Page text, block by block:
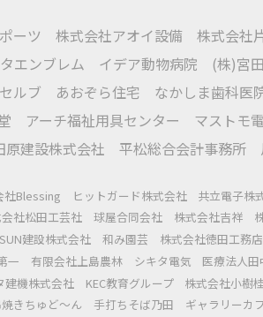
ーツ 株式会社アオイ設備 株式会社
エンブレム イデア動物病院 (株)宮
ルブ あおぞら住宅 なかしま歯科医
アーチ福祉用具センター マストモ
原建設株式会社 平松総合会計事務所
社Blessing ヒットガード株式会社 共立電子株
社松田工芸社 球屋合同会社 株式会社吉祥
建設株式会社 和み園芸 株式会社徳田工務店
一 有限会社上島農林 シキタ電気 医療法人田
建機株式会社 KEC教育グループ 株式会社小樹桂
きちゅど～ん 手打ちそば乃田 ギャラリーカ